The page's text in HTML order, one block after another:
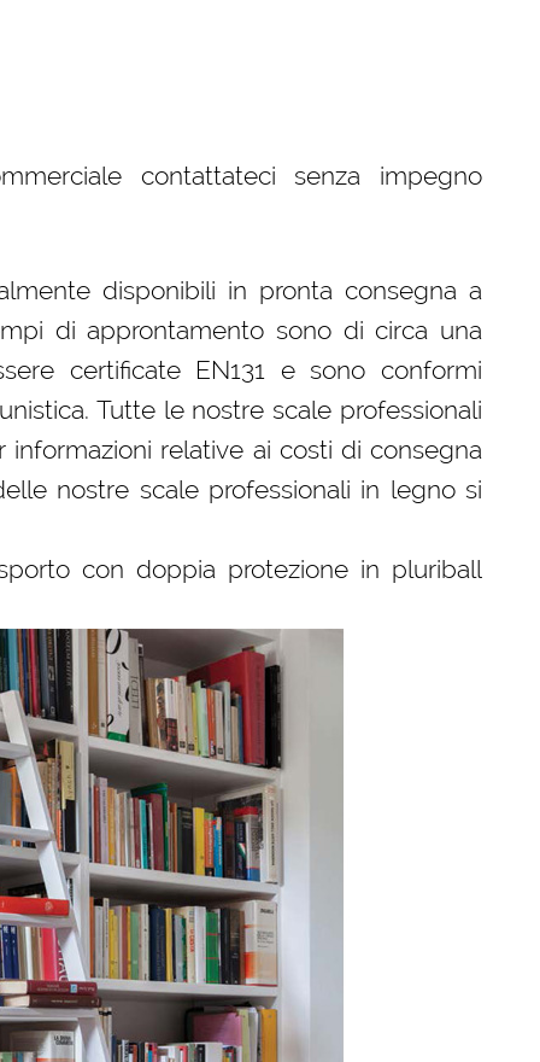
contattateci senza impegno
disponibili in pronta consegna a
di approntamento sono di circa una
certificate EN131 e sono conformi
Tutte le nostre scale professionali
relative ai costi di consegna
nostre scale professionali in legno si
con doppia protezione in pluriball